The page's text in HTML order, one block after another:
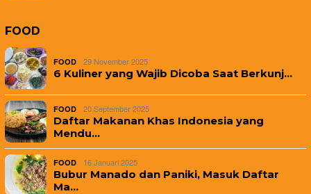
FOOD
FOOD 29 November 2025
6 Kuliner yang Wajib Dicoba Saat Berkunj…
FOOD 20 September 2025
Daftar Makanan Khas Indonesia yang
Mendu…
FOOD 16 Januari 2025
Bubur Manado dan Paniki, Masuk Daftar
Ma…